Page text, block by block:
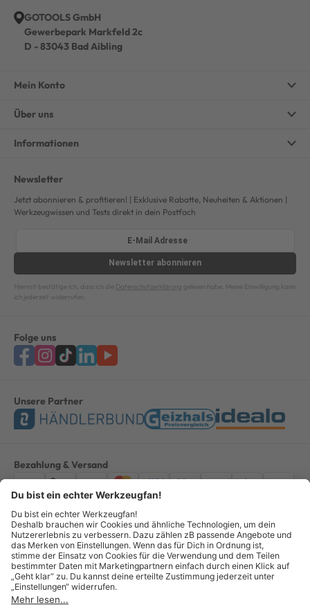
GOTOOLS GmbH
Gewerbepark Markfeld 2c
D - 83043 Bad Aibling
Mein Konto
Über uns
Informationen
Newsletter
Jetzt abonnieren & profitieren! | Exklusive Rabatte, Neuheiten & Aktionen |
Werkzeugwissen und Tests direkt in dein Postfach
Newsletter abonnieren
Hiermit bestätige ich, dass ich die Datenschutzerklärung gelesen habe. Meine Einwilligung kann
ich jederzeit widerrufen.
Folge uns
Unsere Partner
Bezahlung & Versand
ImpressumAGBDatenschutzWiderruf Vertrag widerrufen
Alle Preise verstehen sich inkl. ges. MwSt. *Kostenloser Versand
innerhalb Deutschlands, bei Bestellungen ab 100,00 Euro.
© Copyright 2026 GOTOOLS GmbH - Alle Rechte vorbehalten. powered
by